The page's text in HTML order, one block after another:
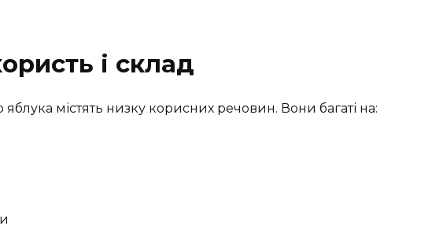
і склад
містять низку корисних речовин. Вони багаті на: